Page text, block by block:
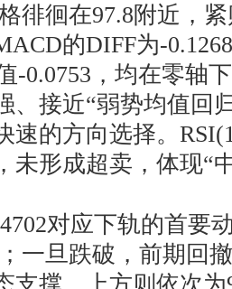
徘徊在97.8附近，
的DIFF为-
-0.0753，均在零轴
、接近“弱势均值回
速的方向选择。
未形成超卖，体现“
对应下轨的首要
一旦跌破，前期回